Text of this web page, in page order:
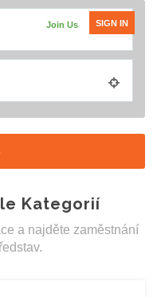
Join Us SIGN IN
Kategorií
a najděte zaměstnání